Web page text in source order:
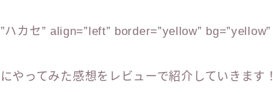
カセ” align=”left” border=”yellow” bg=”yellow”
やってみた感想をレビューで紹介していきます！